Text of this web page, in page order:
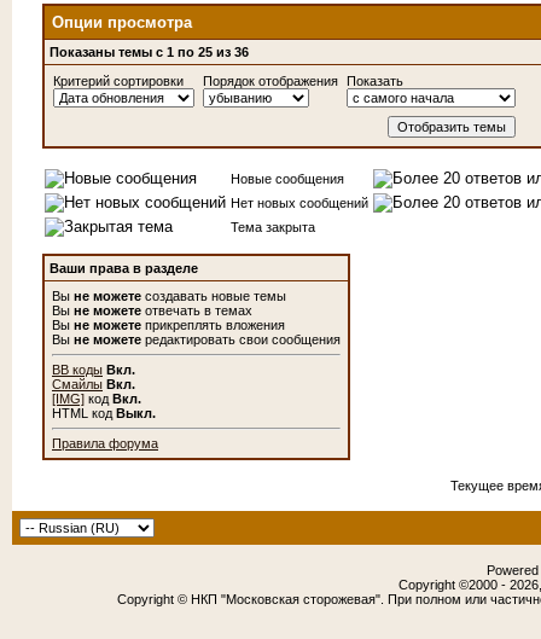
Опции просмотра
Показаны темы с 1 по 25 из 36
Критерий сортировки
Порядок отображения Показать
Новые сообщения
Нет новых сообщений
Тема закрыта
Ваши права в разделе
Вы не можете создавать новые темы
Вы не можете отвечать в темах
Вы не можете прикреплять вложения
Вы не можете редактировать свои сообщения
BB коды Вкл.
Смайлы Вкл.
[IMG] код Вкл.
HTML код Выкл.
Правила форума
Текущее
Copyright ©2000 -
Copyright © НКП "Московская сторожевая". При полном или